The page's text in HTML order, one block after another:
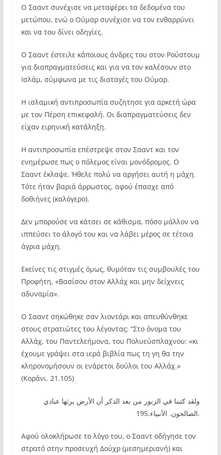
Ο Σααντ συνέχισε να μεταφέρει τα δεδομένα του
μετώπου, ενώ ο Ούμαρ συνέχισε να τον ενθαρρύνει
και να του δίνει οδηγίες.
Ο Σααντ έστειλε κάποιους άνδρες του στον Ρούστουμ
για διαπραγματεύσεις και για να τον καλέσουν στο
Ισλάμ, σύμφωνα με τις διαταγές του Ούμαρ.
Η ισλαμική αντιπροσωπία συζητησε για αρκετή ώρα
με τον Πέρση επικεφαλή. Οι διαπραγματεύσεις δεν
είχαν ειρηνική κατάληξη.
Η αντιπροσωπία επέστρεψε στον Σααντ και τον
ενημέρωσε πως ο πόλεμος είναι μονόδρομος. Ο
Σααντ έκλαψε. Ήθελε πολύ να αργήσει αυτή η μάχη.
Τότε ήταν βαριά άρρωστος, αφού έπασχε από
δοθιήνες (καλόγερο).
Δεν μπορούσε να κάτσει σε κάθισμα, πόσο μάλλον να
ιππεύσει το άλογό του και να λάβει μέρος σε τέτοια
άγρια μάχη.
Εκείνες τις στιγμές όμως, θυμόταν τις συμβουλές του
Προφήτη, «Βασίσου στον Αλλάχ και μην δείχνεις
αδυναμία».
Ο Σααντ σηκώθηκε σαν λιοντάρι και απευθύνθηκε
στους στρατιώτες του λέγοντας: “Στο όνομα του
Αλλάχ, του Παντελεήμονα, του Πολυεύσπλαχνου: «κι
έχουμε γράψει στα ιερά βιβλία πως τη γη θα την
κληρονομήσουν οι ενάρετοι δούλοι του Αλλάχ.»
(Κοράνι. 21.105)
ولقد كتبنا في الزبور من بعد الذكر أن الأرض يرثها عبادي
الصالحون. الأنبياء.195.
Αφού ολοκλήρωσε το λόγο του, ο Σααντ οδήγησε τον
στρατό στην προσευχή Δούχρ (μεσημεριανή) και